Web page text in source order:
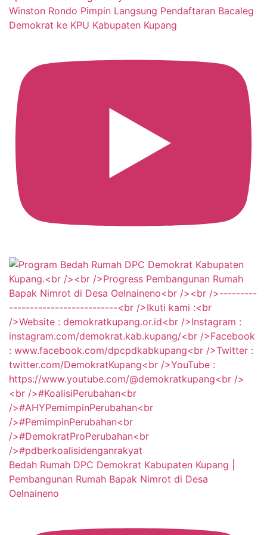
Winston Rondo Pimpin Langsung Pendaftaran Bacaleg
Demokrat ke KPU Kabupaten Kupang
Bedah Rumah DPC Demokrat Kabupaten Kupang |
Pembangunan Rumah Bapak Nimrot di Desa
Oelnaineno